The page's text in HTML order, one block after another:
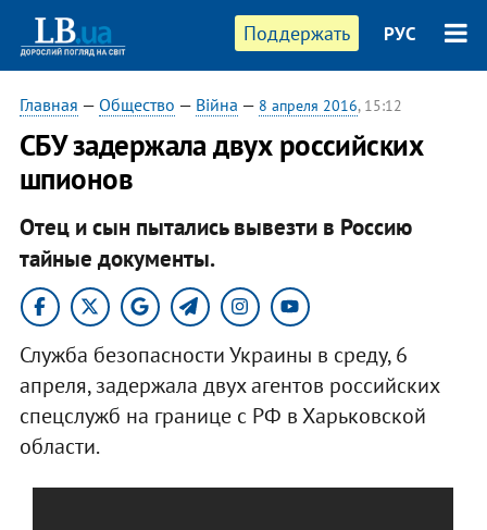
Поддержать РУС
Главная — Общество — Війна — 8 апреля 2016, 15:12
СБУ задержала двух российских
шпионов
Отец и сын пытались вывезти в Россию
тайные документы.
Служба безопасности Украины в среду, 6
апреля, задержала двух агентов российских
спецслужб на границе с РФ в Харьковской
области.